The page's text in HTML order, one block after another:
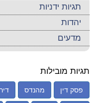
תגיות ידניות
יהדות
מדעים
תגיות מובילות
פסק דין מהנדס